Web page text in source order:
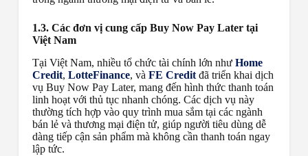
1.3. Các đơn vị cung cấp Buy Now Pay Later tại
Việt Nam
Tại Việt Nam, nhiều tổ chức tài chính lớn như Home
Credit, LotteFinance, và FE Creditđã triển khai dịch
vụ Buy Now Pay Later, mang đến hình thức thanh toán
linh hoạt với thủ tục nhanh chóng. Các dịch vụ này
thường tích hợp vào quy trình mua sắm tại các ngành
bán lẻ và thương mại điện tử, giúp người tiêu dùng dễ
dàng tiếp cận sản phẩm mà không cần thanh toán ngay
lập tức.